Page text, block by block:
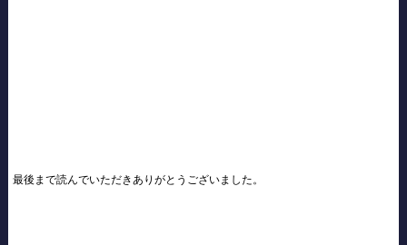
最後まで読んでいただきありがとうございました。